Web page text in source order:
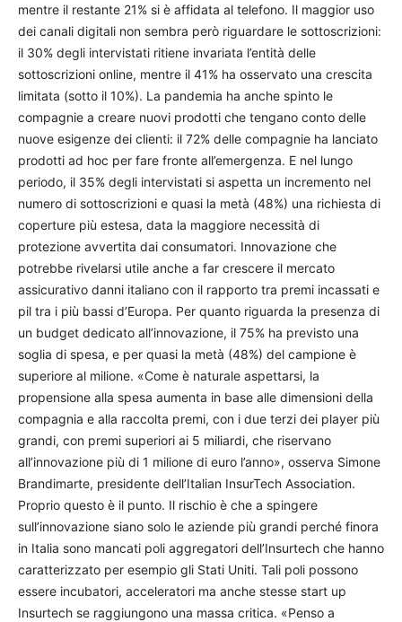
mentre il restante 21% si è affidata al telefono. Il maggior uso
dei canali digitali non sembra però riguardare le sottoscrizioni:
il 30% degli intervistati ritiene invariata l’entità delle
sottoscrizioni online, mentre il 41% ha osservato una crescita
limitata (sotto il 10%). La pandemia ha anche spinto le
compagnie a creare nuovi prodotti che tengano conto delle
nuove esigenze dei clienti: il 72% delle compagnie ha lanciato
prodotti ad hoc per fare fronte all’emergenza. E nel lungo
periodo, il 35% degli intervistati si aspetta un incremento nel
numero di sottoscrizioni e quasi la metà (48%) una richiesta di
coperture più estesa, data la maggiore necessità di
protezione avvertita dai consumatori. Innovazione che
potrebbe rivelarsi utile anche a far crescere il mercato
assicurativo danni italiano con il rapporto tra premi incassati e
pil tra i più bassi d’Europa. Per quanto riguarda la presenza di
un budget dedicato all’innovazione, il 75% ha previsto una
soglia di spesa, e per quasi la metà (48%) del campione è
superiore al milione. «Come è naturale aspettarsi, la
propensione alla spesa aumenta in base alle dimensioni della
compagnia e alla raccolta premi, con i due terzi dei player più
grandi, con premi superiori ai 5 miliardi, che riservano
all’innovazione più di 1 milione di euro l’anno», osserva Simone
Brandimarte, presidente dell’Italian InsurTech Association.
Proprio questo è il punto. Il rischio è che a spingere
sull’innovazione siano solo le aziende più grandi perché finora
in Italia sono mancati poli aggregatori dell’Insurtech che hanno
caratterizzato per esempio gli Stati Uniti. Tali poli possono
essere incubatori, acceleratori ma anche stesse start up
Insurtech se raggiungono una massa critica. «Penso a